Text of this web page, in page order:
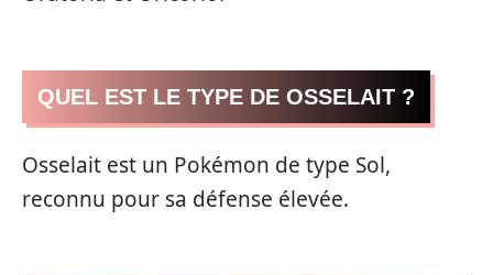
QUEL EST LE TYPE DE OSSELAIT ?
Osselait est un Pokémon de type Sol,
reconnu pour sa défense élevée.